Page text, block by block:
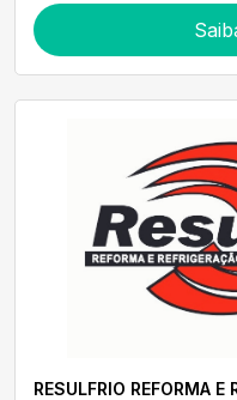
RESULFRIO REFORMA E